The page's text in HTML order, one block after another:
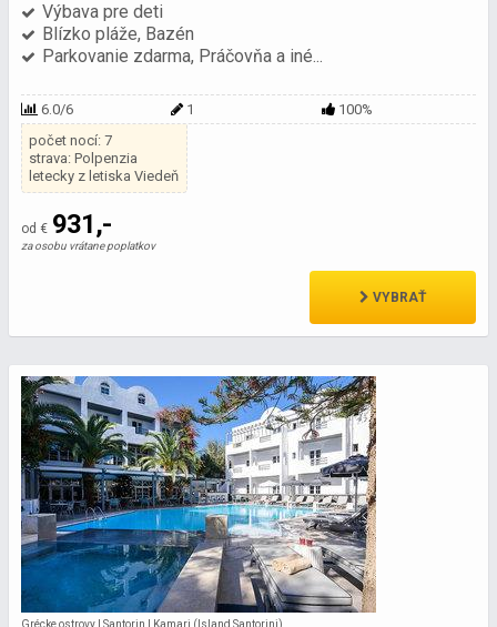
Výbava pre deti
Blízko pláže, Bazén
Parkovanie zdarma, Práčovňa a iné...
6.0/6 1
100%
počet nocí: 7
strava: Polpenzia
letecky z letiska Viedeň
od € 931,-
za osobu vrátane poplatkov
VYBRAŤ